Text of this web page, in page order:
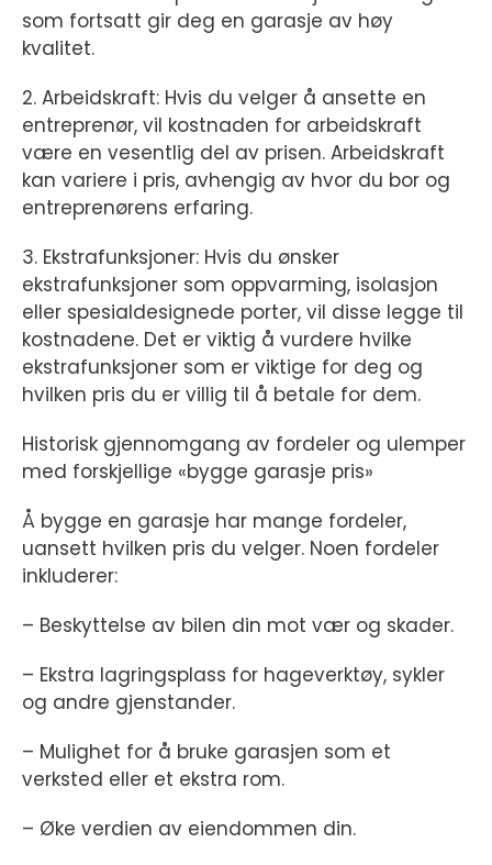
som fortsatt gir deg en garasje av høy
kvalitet.
2. Arbeidskraft: Hvis du velger å ansette en
entreprenør, vil kostnaden for arbeidskraft
være en vesentlig del av prisen. Arbeidskraft
kan variere i pris, avhengig av hvor du bor og
entreprenørens erfaring.
3. Ekstrafunksjoner: Hvis du ønsker
ekstrafunksjoner som oppvarming, isolasjon
eller spesialdesignede porter, vil disse legge til
kostnadene. Det er viktig å vurdere hvilke
ekstrafunksjoner som er viktige for deg og
hvilken pris du er villig til å betale for dem.
Historisk gjennomgang av fordeler og ulemper
med forskjellige «bygge garasje pris»
Å bygge en garasje har mange fordeler,
uansett hvilken pris du velger. Noen fordeler
inkluderer:
– Beskyttelse av bilen din mot vær og skader.
– Ekstra lagringsplass for hageverktøy, sykler
og andre gjenstander.
– Mulighet for å bruke garasjen som et
verksted eller et ekstra rom.
– Øke verdien av eiendommen din.